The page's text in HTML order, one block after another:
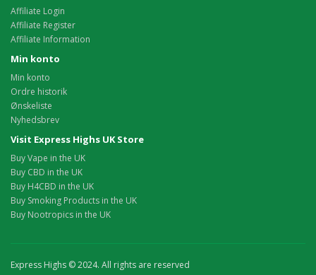
Affiliate Login
Affiliate Register
Affiliate Information
Min konto
Min konto
Ordre historik
Ønskeliste
Nyhedsbrev
Visit Express Highs UK Store
Buy Vape in the UK
Buy CBD in the UK
Buy H4CBD in the UK
Buy Smoking Products in the UK
Buy Nootropics in the UK
Express Highs © 2024. All rights are reserved